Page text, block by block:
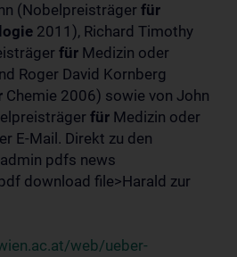
(Nobelpreisträger für
2011), Richard Timothy
für Medizin oder
Roger David Kornberg
Chemie 2006) sowie von John
für Medizin oder
E-Mail. Direkt zu den
pdfs news
download file>Harald zur
web/ueber-